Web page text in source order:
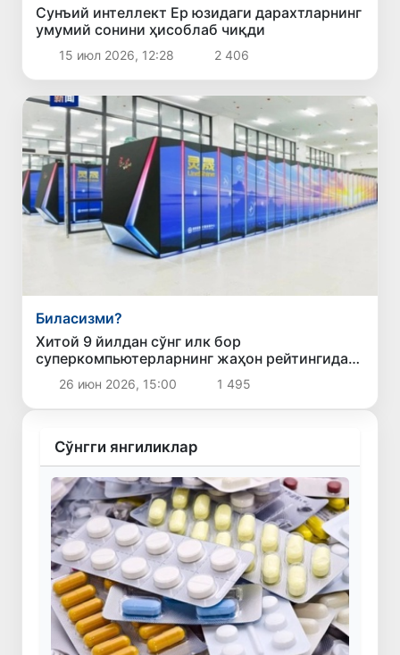
Сунъий интеллект Ер юзидаги дарахтларнинг
умумий сонини ҳисоблаб чиқди
15 июл 2026, 12:28 2 406
Биласизми?
Хитой 9 йилдан сўнг илк бор
суперкомпьютерларнинг жаҳон рейтингида
етакчиликни қўлга киритди
26 июн 2026, 15:00 1 495
Сўнгги янгиликлар